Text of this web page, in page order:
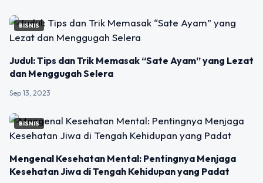
BISNIS
Judul: Tips dan Trik Memasak “Sate Ayam” yang Lezat
dan Menggugah Selera
Sep 13, 2023
BISNIS
Mengenal Kesehatan Mental: Pentingnya Menjaga
Kesehatan Jiwa di Tengah Kehidupan yang Padat